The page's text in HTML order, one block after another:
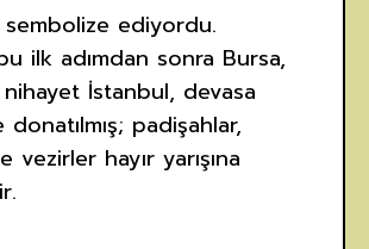
ediyordu.
ilk adımdan sonra Bursa,
İstanbul, devasa
padişahlar,
vezirler hayır yarışına